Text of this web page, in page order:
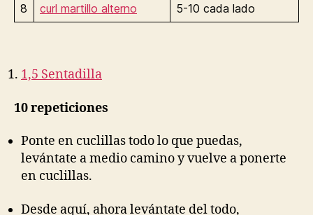
8 curl martillo alterno 5-10 cada lado
1,5 Sentadilla
10 repeticiones
Ponte en cuclillas todo lo que puedas,
levántate a medio camino y vuelve a ponerte
en cuclillas.
Desde aquí, ahora levántate del todo,